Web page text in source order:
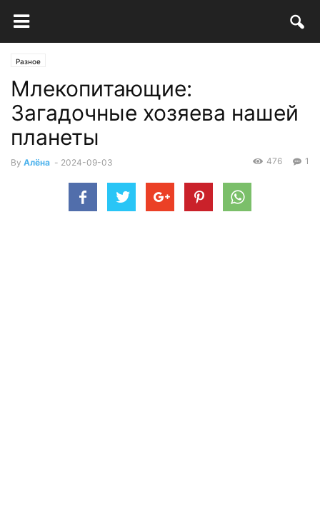
Разное
Млекопитающие:
Загадочные хозяева нашей
планеты
By Алёна - 2024-09-03 1
476